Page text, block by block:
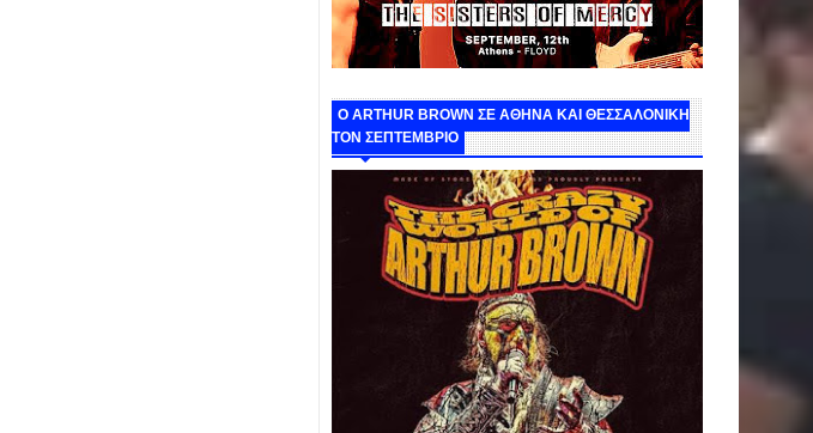
O ARTHUR BROWN ΣΕ ΑΘΗΝΑ ΚΑΙ ΘΕΣΣΑΛΟΝΙΚΗ
ΤΟΝ ΣΕΠΤΕΜΒΡΙΟ